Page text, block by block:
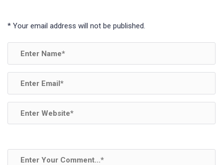
* Your email address will not be published.